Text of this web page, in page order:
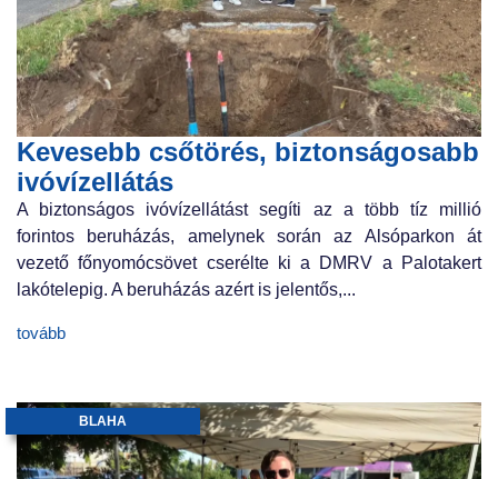
Kevesebb csőtörés, biztonságosabb
ivóvízellátás
A biztonságos ivóvízellátást segíti az a több tíz millió
forintos beruházás, amelynek során az Alsóparkon át
vezető főnyomócsövet cserélte ki a DMRV a Palotakert
lakótelepig. A beruházás azért is jelentős,...
tovább
BLAHA